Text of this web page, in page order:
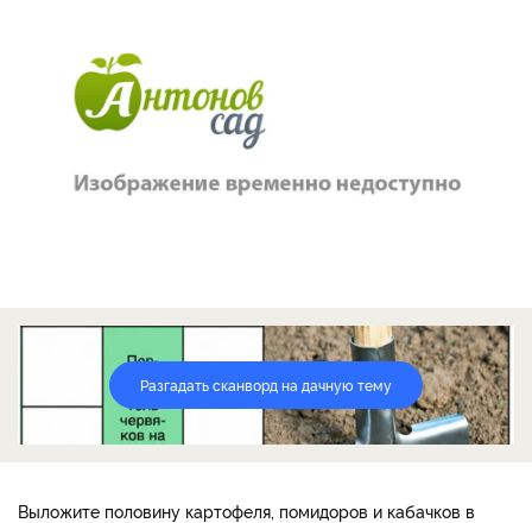
Разгадать сканворд на дачную тему
Выложите половину картофеля, помидоров и кабачков в